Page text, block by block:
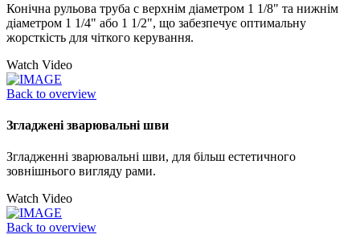
Конічна рульова труба с верхнім діаметром 1 1/8" та нижнім
діаметром 1 1/4" або 1 1/2", що забезпечує оптимальну
жорсткість для чіткого керування.
Watch Video
Back to overview
Згладжені зварювальні шви
Згладженні зварювальні шви, для більш естетичного
зовнішнього вигляду рами.
Watch Video
Back to overview